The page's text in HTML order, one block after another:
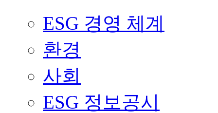
ESG 경영 체계
환경
사회
ESG 정보공시